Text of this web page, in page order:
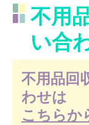
不用
い合
不用品回
わせは
こちらか